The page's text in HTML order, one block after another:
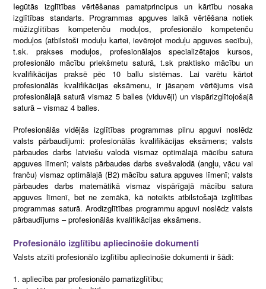
Iegūtās izglītības vērtēšanas pamatprincipus un kārtību nosaka
izglītības standarts. Programmas apguves laikā vērtēšana notiek
mūžizglītības kompetenču moduļos, profesionālo kompetenču
moduļos (atbilstoši moduļu kartei, ievērojot moduļu apguves secību),
t.sk. prakses moduļos, profesionālajos specializētajos kursos,
profesionālo mācību priekšmetu saturā, t.sk praktisko mācību un
kvalifikācijas praksē pēc 10 ballu sistēmas. Lai varētu kārtot
profesionālās kvalifikācijas eksāmenu, ir jāsaņem vērtējums visā
profesionālajā saturā vismaz 5 balles (viduvēji) un vispārizglītojošajā
saturā – vismaz 4 balles.
Profesionālās vidējās izglītības programmas pilnu apguvi noslēdz
valsts pārbaudījumi: profesionālās kvalifikācijas eksāmens; valsts
pārbaudes darbs latviešu valodā vismaz optimālajā mācību satura
apguves līmenī; valsts pārbaudes darbs svešvalodā (angļu, vācu vai
franču) vismaz optimālajā (B2) mācību satura apguves līmenī; valsts
pārbaudes darbs matemātikā vismaz vispārīgajā mācību satura
apguves līmenī, bet ne zemākā, kā noteikts atbilstošajā izglītības
programmas saturā. Arodizglītības programmu apguvi noslēdz valsts
pārbaudījums – profesionālās kvalifikācijas eksāmens.
Profesionālo izglītību apliecinošie dokumenti
Valsts atzīti profesionālo izglītību apliecinošie dokumenti ir šādi:
apliecība par profesionālo pamatizglītību;